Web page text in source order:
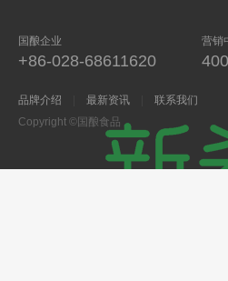
营销中心
联系我们
国酿企业
+86-028-68611620
营销
品牌介绍 最新资讯
联系我们
Copyright ©国酿食品